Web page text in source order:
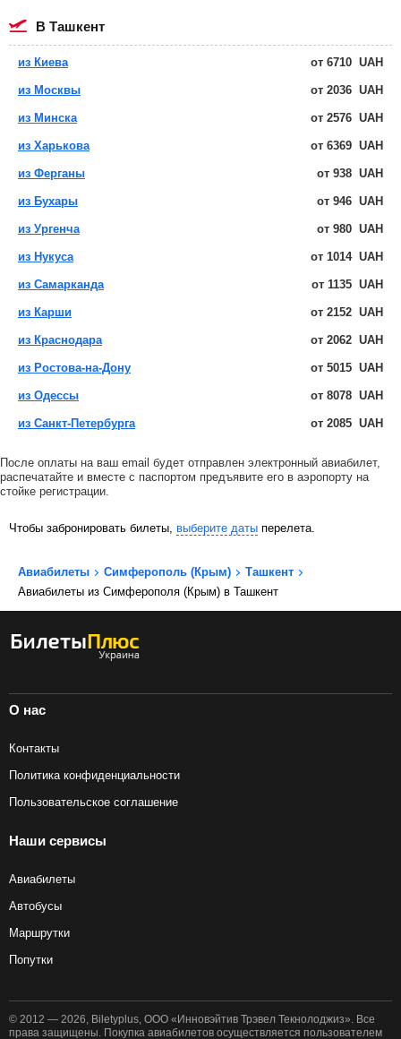
в Ташкент
из Киева от 6710 UAH
из Москвы от 2036 UAH
из Минска от 2576 UAH
из Харькова от 6369 UAH
из Ферганы от 938 UAH
из Бухары от 946 UAH
из Ургенча от 980 UAH
из Нукуса от 1014 UAH
из Самарканда от 1135 UAH
из Карши от 2152 UAH
из Краснодара от 2062 UAH
из Ростова-на-Дону от 5015 UAH
из Одессы от 8078 UAH
из Санкт-Петербурга от 2085 UAH
После оплаты на ваш email будет отправлен электронный авиабилет,
распечатайте и вместе с паспортом предъявите его в аэропорту на
стойке регистрации.
Чтобы забронировать билеты, выберите даты перелета.
Авиабилеты Симферополь (Крым)
Ташкент
Авиабилеты из Симферополя (Крым) в Ташкент
О нас
Контакты
Политика конфиденциальности
Пользовательское соглашение
Наши сервисы
Авиабилеты
Автобусы
Маршрутки
Попутки
© 2012 — 2026, Biletyplus, ООО «Инновэйтив Трэвел Текнолоджиз». Все
права защищены. Покупка авиабилетов осуществляется пользователем